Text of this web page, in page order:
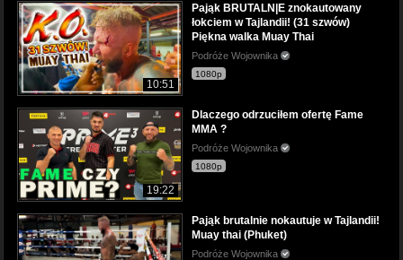
10:51
Pająk BRUTALN|E znokautowany
łokciem w Tajlandii! (31 szwów)
Piękna walka Muay Thai
Podróże Wojownika
1080p
19:22
Dlaczego odrzuciłem ofertę Fame
MMA ?
Podróże Wojownika
1080p
Pająk brutalnie nokautuje w Tajlandii!
Muay thai (Phuket)
Podróże Wojownika